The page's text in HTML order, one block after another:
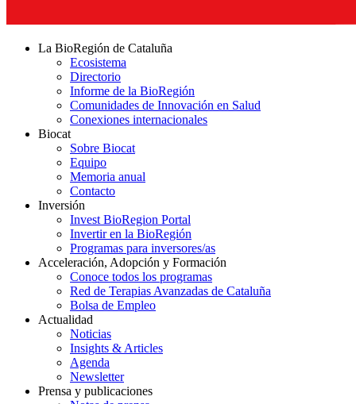
La BioRegión de Cataluña
Ecosistema
Directorio
Informe de la BioRegión
Comunidades de Innovación en Salud
Conexiones internacionales
Biocat
Sobre Biocat
Equipo
Memoria anual
Contacto
Inversión
Invest BioRegion Portal
Invertir en la BioRegión
Programas para inversores/as
Acceleración, Adopción y Formación
Conoce todos los programas
Red de Terapias Avanzadas de Cataluña
Bolsa de Empleo
Actualidad
Noticias
Insights & Articles
Agenda
Newsletter
Prensa y publicaciones